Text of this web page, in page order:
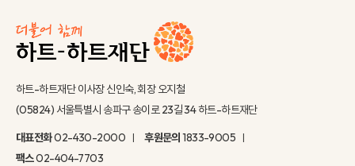
하트-하트재단 이사장 신인숙, 회장 오지철
(05824) 서울특별시 송파구 송이로 23길 34 하트-하트재단
대표전화02-430-2000 후원문의1833-9005
팩스02-404-7703